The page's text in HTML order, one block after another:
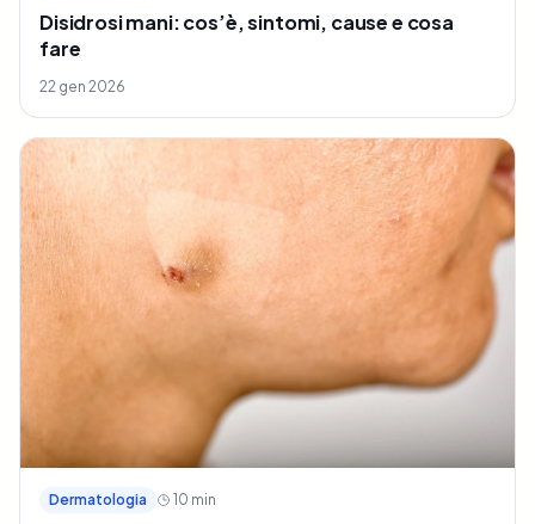
Disidrosi mani: cos’è, sintomi, cause e cosa
fare
22 gen 2026
Dermatologia 10 min